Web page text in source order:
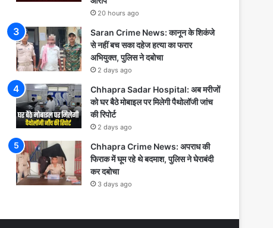
20 hours ago
Saran Crime News: कानून के शिकंजे
से नहीं बच सका दहेज हत्या का फरार
अभियुक्त, पुलिस ने दबोचा
2 days ago
Chhapra Sadar Hospital: अब मरीजों
को घर बैठे मोबाइल पर मिलेगी पैथोलॉजी जांच
की रिपोर्ट
2 days ago
Chhapra Crime News: अपराध की
फिराक में घूम रहे थे बदमाश, पुलिस ने घेराबंदी
कर दबोचा
3 days ago